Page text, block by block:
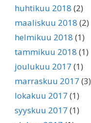
huhtikuu 2018 (2)
maaliskuu 2018 (2)
helmikuu 2018 (1)
tammikuu 2018 (1)
joulukuu 2017 (1)
marraskuu 2017 (3)
lokakuu 2017 (1)
syyskuu 2017 (1)